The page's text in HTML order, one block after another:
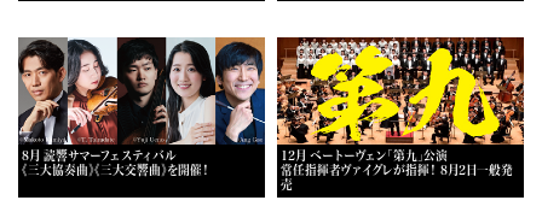
8月 読響サマーフェスティバル
《三大協奏曲》《三大交響曲》を開催！
12月 ベートーヴェン「第九」公演
常任指揮者ヴァイグレが指揮！ 8月2日一般発
売